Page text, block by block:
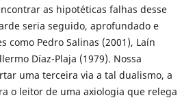
as hipotéticas falhas desse
seria seguido, aprofundado e
como Pedro Salinas (2001), Laín
Díaz-Plaja (1979). Nossa
uma terceira via a tal dualismo, a
o leitor de uma axiologia que relega